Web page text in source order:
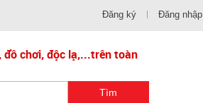
Đăng ký Đăng nhập
đồ chơi, độc lạ,...trên toàn